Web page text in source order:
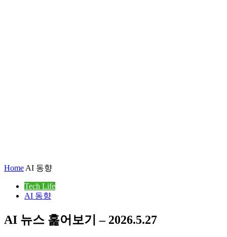
Home AI 동향
Tech Life
AI 동향
AI 뉴스 훑어보기 – 2026.5.27